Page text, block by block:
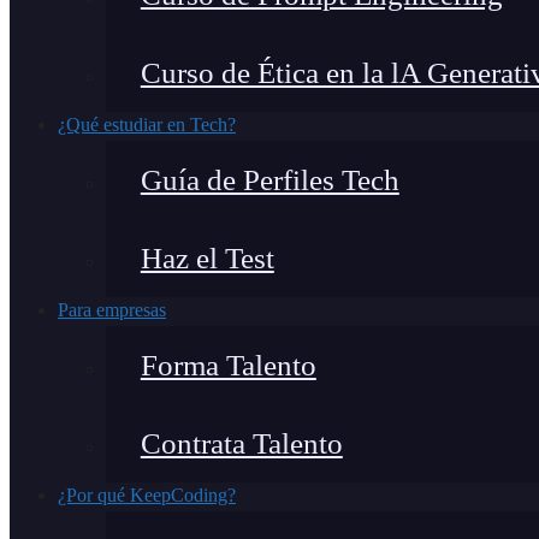
Curso de Ética en la lA
¿Qué estudiar en Tech?
Guía de Perfiles Tech
Haz el Test
Para empresas
Forma Talento
Contrata Talento
¿Por qué KeepCoding?